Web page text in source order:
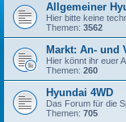
Allgemeiner
Hier bitte keine
Themen: 3562
Markt: An- und
Hier könnt ihr euer
Themen: 260
Hyundai 4WD
Das Forum für die
Themen: 705